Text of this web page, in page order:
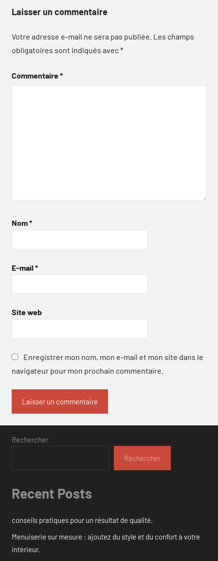
Laisser un commentaire
Votre adresse e-mail ne sera pas publiée. Les champs
obligatoires sont indiqués avec*
Commentaire*
Nom*
E-mail *
Site web
Enregistrer mon nom, mon e-mail et mon site dans le
navigateur pour mon prochain commentaire.
Rechercher
Rechercher
Recent Posts
conseils pratiques pour un résultat de qualité.
Menuiserie sur mesure : ajoutez du style et du confort à votre
intérieur.